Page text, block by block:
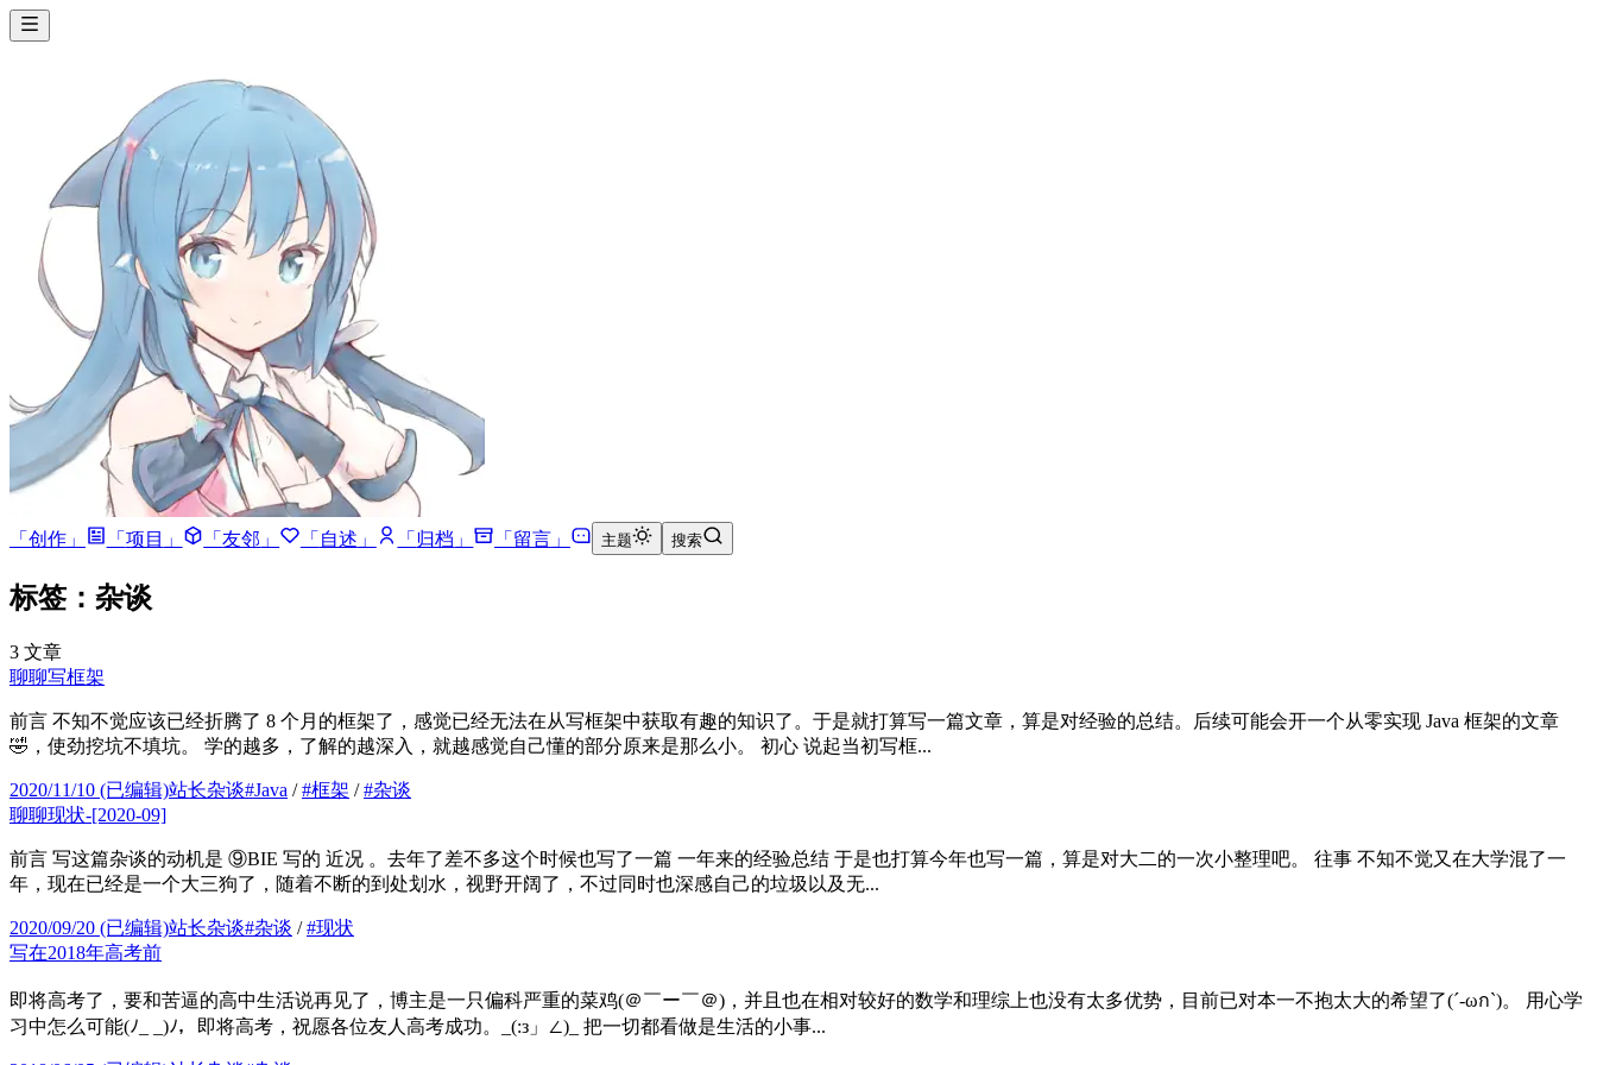
「 创作 」 「 项目 」 「友邻 」 「 自述 」 「 归档 」 「 留言」 主题 搜索
标签：杂谈
3 文章
聊聊写框架
前言 不知不觉应该已经折腾了 8 个月的框架了，感觉已经无法在从写框架中获取有趣的知识了。于是就打算写一篇文章，算是对经验的总结。后续可能会开一个从零实现 Java 框架的文章
🤣，使劲挖坑不填坑。 学的越多，了解的越深入，就越感觉自己懂的部分原来是那么小。 初心 说起当初写框...
2020/11/10 (已编辑)站长杂谈#Java /#框架 /#杂谈
聊聊现状-[2020-09]
前言 写这篇杂谈的动机是 ⑨BIE 写的 近况 。去年了差不多这个时候也写了一篇 一年来的经验总结 于是也打算今年也写一篇，算是对大二的一次小整理吧。 往事 不知不觉又在大学混了一
年，现在已经是一个大三狗了，随着不断的到处划水，视野开阔了，不过同时也深感自己的垃圾以及无...
2020/09/20 (已编辑)站长杂谈#杂谈 /#现状
写在2018年高考前
即将高考了，要和苦逼的高中生活说再见了，博主是一只偏科严重的菜鸡(＠￣ー￣＠)，并且也在相对较好的数学和理综上也没有太多优势，目前已对本一不抱太大的希望了(´-ωก`)。 用心学
习中怎么可能(ﾉ_ _)ﾉ，即将高考，祝愿各位友人高考成功。_(:з」∠)_ 把一切都看做是生活的小事...